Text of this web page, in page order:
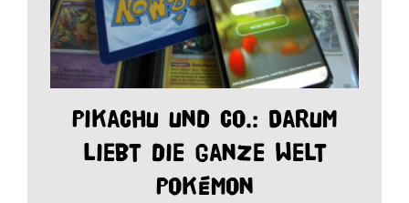
Pikachu und Co.: Darum
liebt die ganze Welt
Pokémon